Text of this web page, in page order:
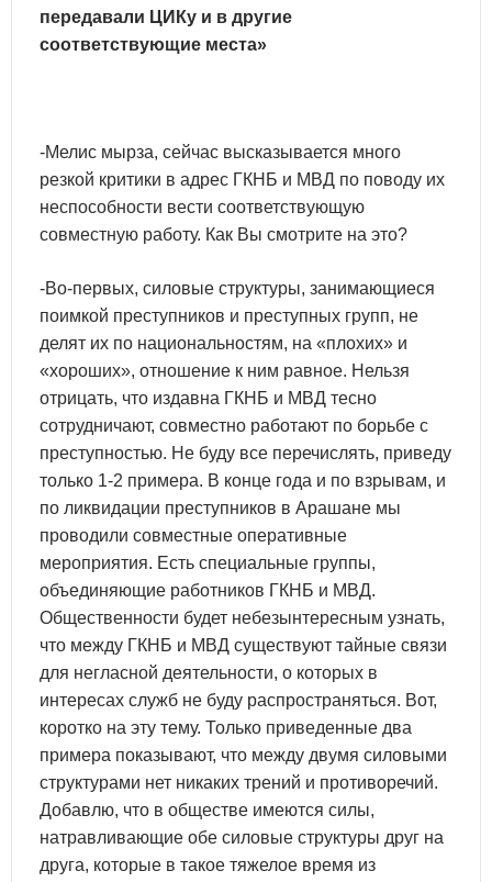
передавали ЦИКу и в другие
соответствующие места»
-Мелис мырза, сейчас высказывается много
резкой критики в адрес ГКНБ и МВД по поводу их
неспособности вести соответствующую
совместную работу. Как Вы смотрите на это?
-Во-первых, силовые структуры, занимающиеся
поимкой преступников и преступных групп, не
делят их по национальностям, на «плохих» и
«хороших», отношение к ним равное. Нельзя
отрицать, что издавна ГКНБ и МВД тесно
сотрудничают, совместно работают по борьбе с
преступностью. Не буду все перечислять, приведу
только 1-2 примера. В конце года и по взрывам, и
по ликвидации преступников в Арашане мы
проводили совместные оперативные
мероприятия. Есть специальные группы,
объединяющие работников ГКНБ и МВД.
Общественности будет небезынтересным узнать,
что между ГКНБ и МВД существуют тайные связи
для негласной деятельности, о которых в
интересах служб не буду распространяться. Вот,
коротко на эту тему. Только приведенные два
примера показывают, что между двумя силовыми
структурами нет никаких трений и противоречий.
Добавлю, что в обществе имеются силы,
натравливающие обе силовые структуры друг на
друга, которые в такое тяжелое время из